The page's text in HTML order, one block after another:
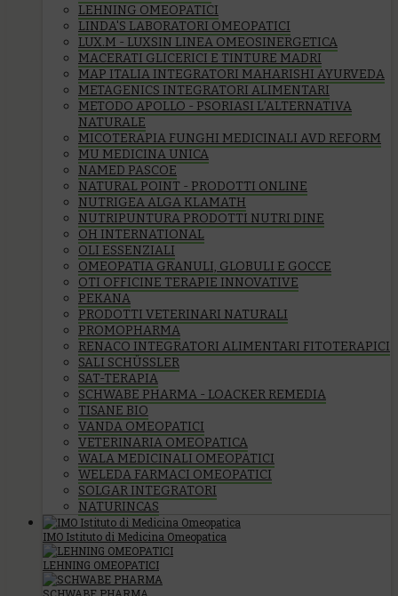
LEHNING OMEOPATICI
LINDA'S LABORATORI OMEOPATICI
LUX.M - LUXSIN LINEA OMEOSINERGETICA
MACERATI GLICERICI E TINTURE MADRI
MAP ITALIA INTEGRATORI MAHARISHI AYURVEDA
METAGENICS INTEGRATORI ALIMENTARI
METODO APOLLO - PSORIASI L’ALTERNATIVA
NATURALE
MICOTERAPIA FUNGHI MEDICINALI AVD REFORM
MU MEDICINA UNICA
NAMED PASCOE
NATURAL POINT - PRODOTTI ONLINE
NUTRIGEA ALGA KLAMATH
NUTRIPUNTURA PRODOTTI NUTRI DINE
OH INTERNATIONAL
OLI ESSENZIALI
OMEOPATIA GRANULI, GLOBULI E GOCCE
OTI OFFICINE TERAPIE INNOVATIVE
PEKANA
PRODOTTI VETERINARI NATURALI
PROMOPHARMA
RENACO INTEGRATORI ALIMENTARI FITOTERAPICI
SALI SCHÜSSLER
SAT-TERAPIA
SCHWABE PHARMA - LOACKER REMEDIA
TISANE BIO
VANDA OMEOPATICI
VETERINARIA OMEOPATICA
WALA MEDICINALI OMEOPATICI
WELEDA FARMACI OMEOPATICI
SOLGAR INTEGRATORI
NATURINCAS
IMO Istituto di Medicina Omeopatica
LEHNING OMEOPATICI